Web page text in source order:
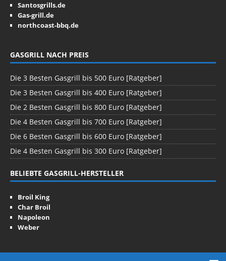
Santosgrills.de
Gas-grill.de
northcoast-bbq.de
GASGRILL NACH PREIS
Die 3 Besten Gasgrill bis 500 Euro [Ratgeber]
Die 3 Besten Gasgrill bis 400 Euro [Ratgeber]
Die 2 Besten Gasgrill bis 800 Euro [Ratgeber]
Die 4 Besten Gasgrill bis 700 Euro [Ratgeber]
Die 6 Besten Gasgrill bis 600 Euro [Ratgeber]
Die 4 Besten Gasgrill bis 300 Euro [Ratgeber]
BELIEBTE GASGRILL-HERSTELLER
Broil King
Char Broil
Napoleon
Weber